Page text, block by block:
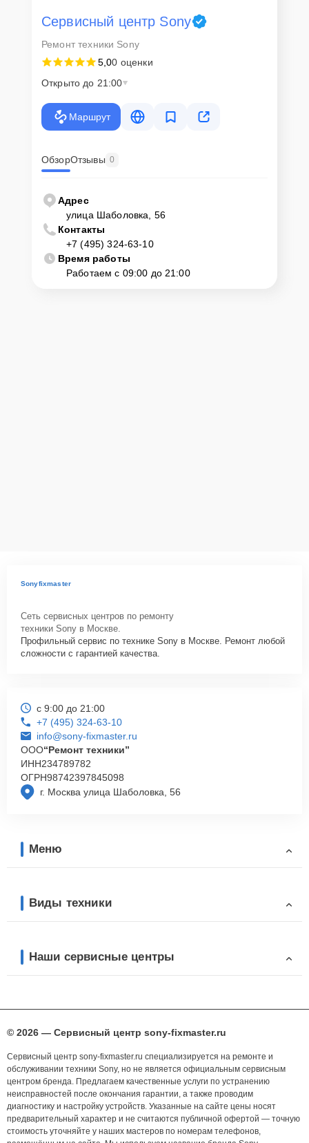
Сервисный центр Sony
Ремонт техники Sony
5,00 оценки
Открыто до 21:00
Маршрут
ОбзорОтзывы 0
Адрес
улица Шаболовка, 56
Контакты
+7 (495) 324-63-10
Время работы
Работаем с 09:00 до 21:00
Sonyfixmaster
Сеть сервисных центров по ремонту
техники Sony в Москве.
Профильный сервис по технике Sony в Москве. Ремонт любой
сложности с гарантией качества.
г. Москва улица Шаболовка, 56
с 9:00 до 21:00
+7 (495) 324-63-10
info@sony-fixmaster.ru
ООО“Ремонт техники”
ИНН234789782
ОГРН98742397845098
Меню
Виды техники
Наши сервисные центры
© 2026 — Сервисный центр sony-fixmaster.ru
Сервисный центр sony-fixmaster.ru специализируется на ремонте и
обслуживании техники Sony, но не является официальным сервисным
центром бренда. Предлагаем качественные услуги по устранению
неисправностей после окончания гарантии, а также проводим
диагностику и настройку устройств. Указанные на сайте цены носят
предварительный характер и не считаются публичной офертой — точную
стоимость уточняйте у наших мастеров по номерам телефонов,